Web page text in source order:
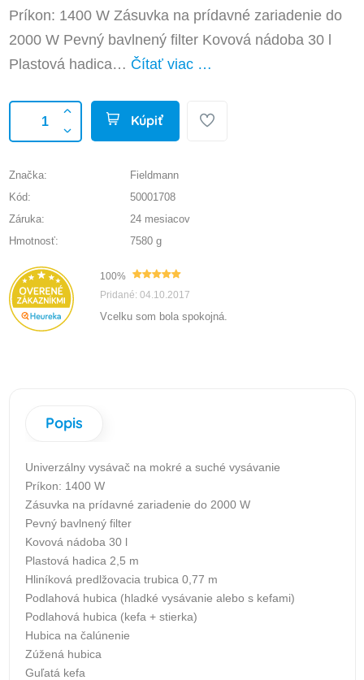
Príkon: 1400 W Zásuvka na prídavné zariadenie do
2000 W Pevný bavlnený filter Kovová nádoba 30 l
Plastová hadica… Čítať viac …
Kúpiť
Značka:
Fieldmann
Kód:
50001708
Záruka:
24 mesiacov
Hmotnosť:
7580 g
100%
Pridané: 04.10.2017
Vcelku som bola spokojná.
Popis
Univerzálny vysávač na mokré a suché vysávanie
Príkon: 1400 W
Zásuvka na prídavné zariadenie do 2000 W
Pevný bavlnený filter
Kovová nádoba 30 l
Plastová hadica 2,5 m
Hliníková predlžovacia trubica 0,77 m
Podlahová hubica (hladké vysávanie alebo s kefami)
Podlahová hubica (kefa + stierka)
Hubica na čalúnenie
Zúžená hubica
Guľatá kefa